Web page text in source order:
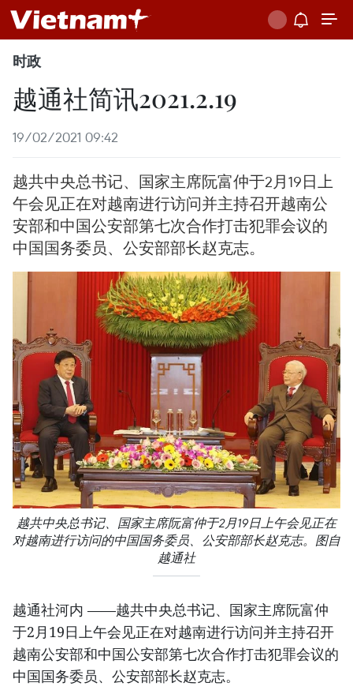
时政
越通社简讯2021.2.19
19/02/2021 09:42
越共中央总书记、国家主席阮富仲于2月19日上
午会见正在对越南进行访问并主持召开越南公
安部和中国公安部第七次合作打击犯罪会议的
中国国务委员、公安部部长赵克志。
越共中央总书记、国家主席阮富仲于2月19日上午会见正在
对越南进行访问的中国国务委员、公安部部长赵克志。图自
越通社
越通社河内 ——越共中央总书记、国家主席阮富仲
于2月19日上午会见正在对越南进行访问并主持召开
越南公安部和中国公安部第七次合作打击犯罪会议的
中国国务委员、公安部部长赵克志。